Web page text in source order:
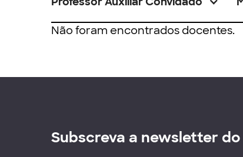
Não foram encontrados docentes.
Subscreva a newsletter do